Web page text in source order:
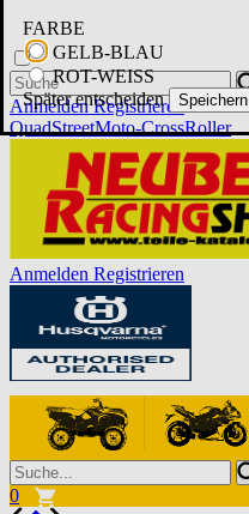
Anmelden Registrieren
QuadStreetMoto-CrossRoller
Anmelden Registrieren
0
FARBE
GELB-BLAU
ROT-WEISS
Später entscheiden
Speichern